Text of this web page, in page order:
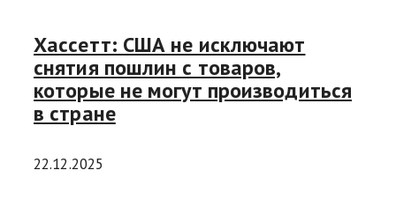
Хассетт: США не исключают
снятия пошлин с товаров,
которые не могут производиться
в стране
22.12.2025